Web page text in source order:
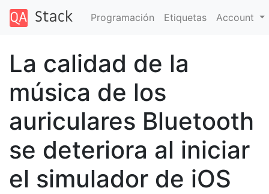
Programación Etiquetas Account
La calidad de la
música de los
auriculares Bluetooth
se deteriora al iniciar
el simulador de iOS